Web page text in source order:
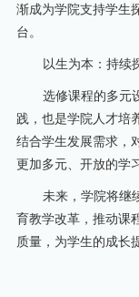
渐成为学院支持学生
台。
以生为本：持续
选修课程的多元
践，也是学院人才培
结合学生发展需求，
更加多元、开放的学
未来，学院将继
育教学改革，推动课
质量，为学生的成长